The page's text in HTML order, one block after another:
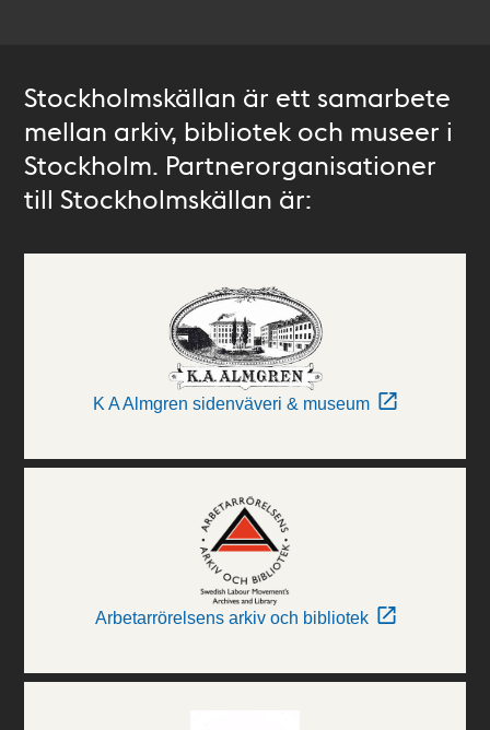
Stockholmskällan är ett samarbete
mellan arkiv, bibliotek och museer i
Stockholm. Partnerorganisationer
till Stockholmskällan är:
K A Almgren sidenväveri & museum
Arbetarrörelsens arkiv och bibliotek